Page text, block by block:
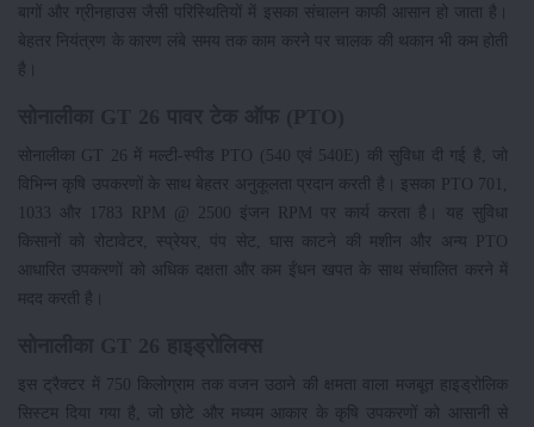
बागों और ग्रीनहाउस जैसी परिस्थितियों में इसका संचालन काफी आसान हो जाता है।
बेहतर नियंत्रण के कारण लंबे समय तक काम करने पर चालक की थकान भी कम होती
है।
सोनालीका GT 26 में मल्टी-स्पीड PTO (540 एवं 540E) की सुविधा दी गई है, जो
विभिन्न कृषि उपकरणों के साथ बेहतर अनुकूलता प्रदान करती है। इसका PTO 701,
1033 और 1783 RPM @ 2500 इंजन RPM पर कार्य करता है। यह सुविधा
किसानों को रोटावेटर, स्प्रेयर, पंप सेट, घास काटने की मशीन और अन्य PTO
आधारित उपकरणों को अधिक दक्षता और कम ईंधन खपत के साथ संचालित करने में
मदद करती है।
इस ट्रैक्टर में 750 किलोग्राम तक वजन उठाने की क्षमता वाला मजबूत हाइड्रोलिक
सिस्टम दिया गया है, जो छोटे और मध्यम आकार के कृषि उपकरणों को आसानी से